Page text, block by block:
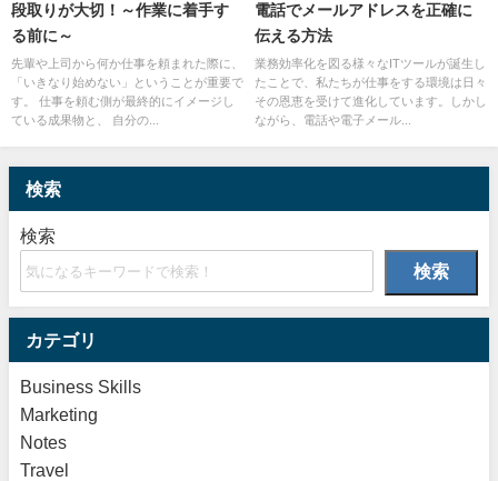
段取りが大切！～作業に着手す
る前に～
先輩や上司から何か仕事を頼まれた際に、
「いきなり始めない」ということが重要で
す。 仕事を頼む側が最終的にイメージし
ている成果物と、 自分の...
電話でメールアドレスを正確に
伝える方法
業務効率化を図る様々なITツールが誕生し
たことで、私たちが仕事をする環境は日々
その恩恵を受けて進化しています。しかし
ながら、電話や電子メール...
検索
検索
検索
カテゴリ
Business Skills
Marketing
Notes
Travel